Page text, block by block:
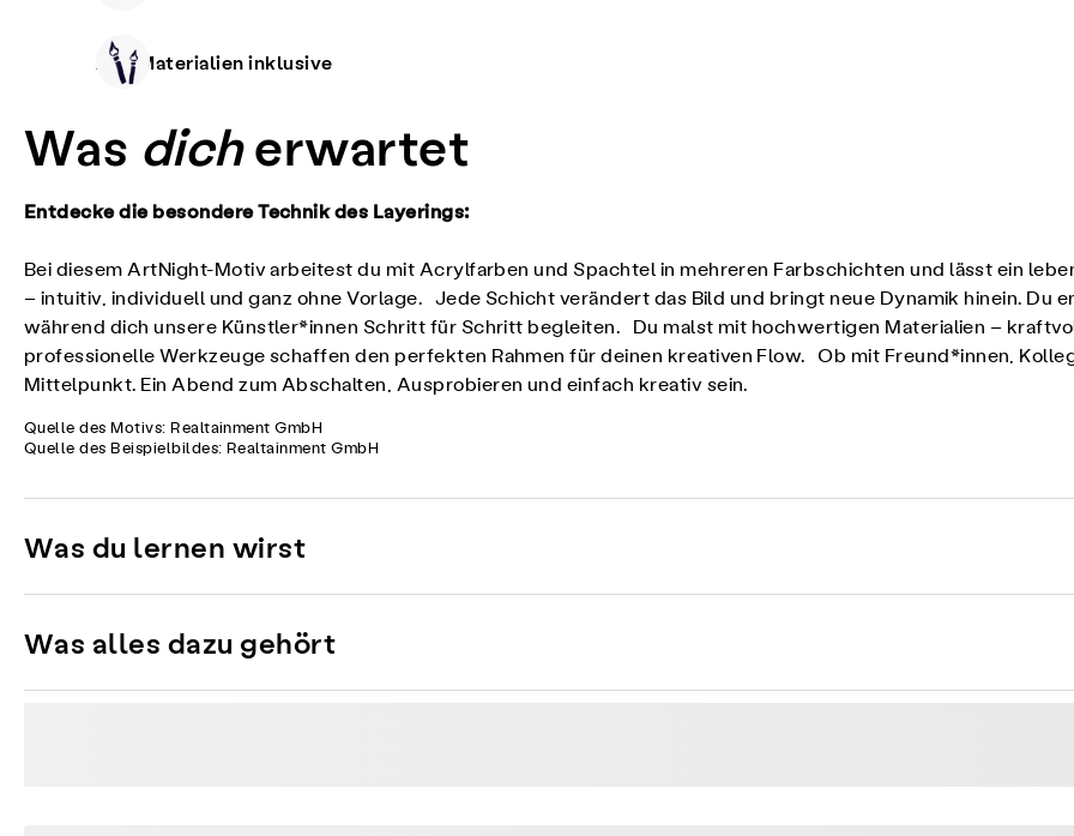
Alle Materialien inklusive
Was dicherwartet
Entdecke die besondere Technik des Layerings:
Bei diesem ArtNight-Motiv arbeitest du mit Acrylfarben und Spachtel in mehreren Farbschichten und lässt ein
– intuitiv, individuell und ganz ohne Vorlage. Jede Schicht verändert das Bild und bringt neue Dynamik hinein. Du
während dich unsere Künstler*innen Schritt für Schritt begleiten. Du malst mit hochwertigen Materialien –
professionelle Werkzeuge schaffen den perfekten Rahmen für deinen kreativen Flow. Ob mit Freund*innen,
Mittelpunkt. Ein Abend zum Abschalten, Ausprobieren und einfach kreativ sein.
Quelle des Motivs: Realtainment GmbH
Quelle des Beispielbildes: Realtainment GmbH
Was du lernen wirst
Was alles dazu gehört